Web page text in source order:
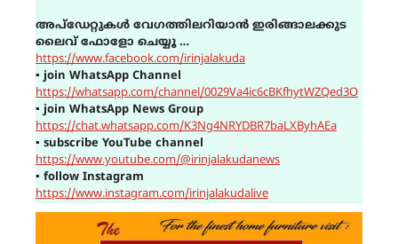
അപ്ഡേറ്റുകൾ വേഗത്തിലറിയാൻ ഇരിങ്ങാലക്കുട
ലൈവ് ഫോളോ ചെയ്യൂ …
https://www.facebook.com/irinjalakuda
▪ join WhatsApp Channel
https://whatsapp.com/channel/0029Va4ic6cBKfhytWZQed3O
▪ join WhatsApp News Group
https://chat.whatsapp.com/K3Ng4NRYDBR7baLXByhAEa
▪ subscribe YouTube channel
https://www.youtube.com/@irinjalakudanews
▪ follow Instagram
https://www.instagram.com/irinjalakudalive